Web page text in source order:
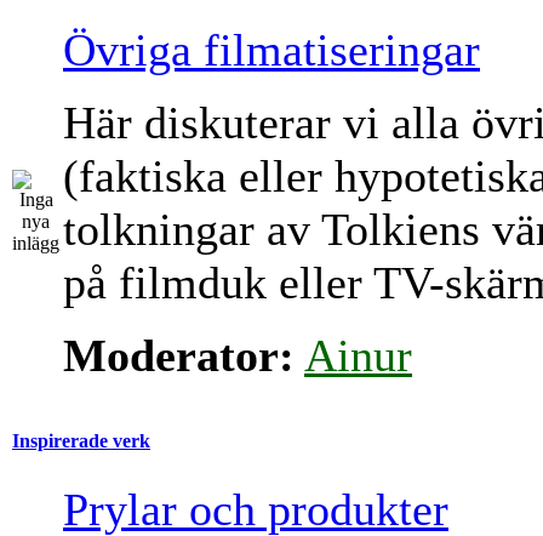
Övriga filmatiseringar
Här diskuterar vi alla
(faktiska eller
tolkningar av Tolkiens
på filmduk eller TV-
Moderator: Ainur
Inspirerade verk
Prylar och produkter